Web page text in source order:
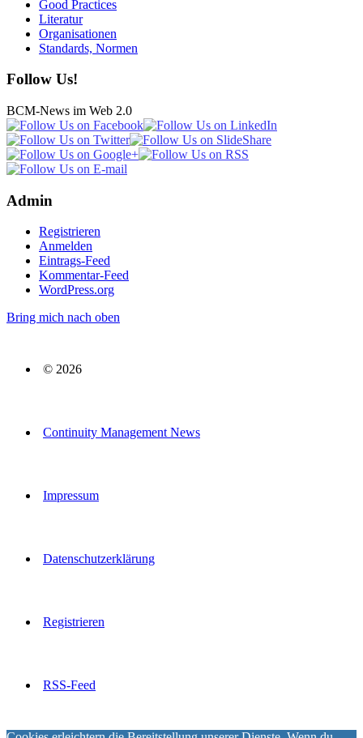
Good Practices
Literatur
Organisationen
Standards, Normen
Follow Us!
BCM-News im Web 2.0
Admin
Registrieren
Anmelden
Eintrags-Feed
Kommentar-Feed
WordPress.org
Bring mich nach oben
© 2026
Continuity Management News
Impressum
Datenschutzerklärung
Registrieren
RSS-Feed